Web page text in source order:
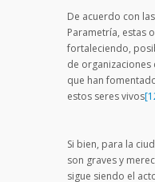
De acuerdo con
Parametría, estas
fortaleciendo,
de organizaciones
que han
estos seres vivos
Si bien, para la
son graves y
sigue siendo el